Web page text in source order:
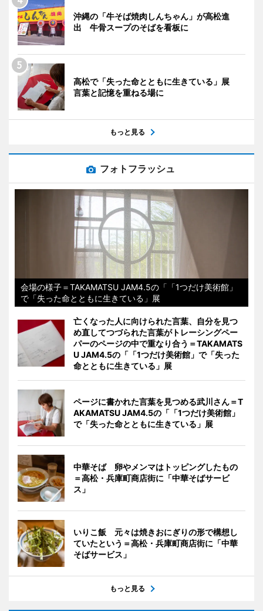
沖縄の「牛そば焼肉しんちゃん」が高松進
出 牛骨スープのそばを看板に
高松で「失った命とともに生きている」展
言葉と記憶を重ねる場に
もっと見る
フォトフラッシュ
会場の様子＝TAKAMATSU JAM4.5の「「1つだけ美術館」
で「失った命とともに生きている」展
亡くなった人に向けられた言葉、自分を見つ
め直してつづられた言葉がトレーシングペー
パーのページの中で重なり合う＝TAKAMATS
U JAM4.5の「「1つだけ美術館」で「失った
命とともに生きている」展
ページに書かれた言葉を見つめる武川さん＝T
AKAMATSU JAM4.5の「「1つだけ美術館」
で「失った命とともに生きている」展
中華そば 卵やメンマはトッピングしたもの
＝高松・兵庫町商店街に「中華そばサービ
ス」
いりこ飯 元々は焼きおにぎりの形で構想し
ていたという＝高松・兵庫町商店街に「中華
そばサービス」
もっと見る